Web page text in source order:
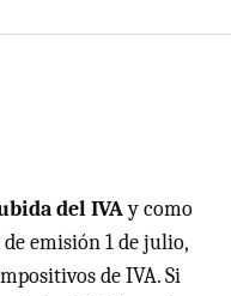
del IVAy como
emisión 1 de julio,
deIVA. Si